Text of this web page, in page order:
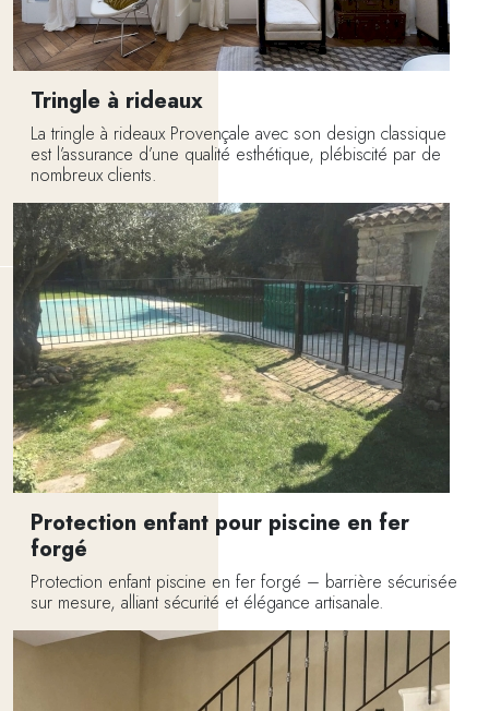
Tringle à rideaux
La tringle à rideaux Provençale avec son design classique
est l’assurance d’une qualité esthétique, plébiscité par de
nombreux clients.
Protection enfant pour piscine en fer
forgé
Protection enfant piscine en fer forgé – barrière sécurisée
sur mesure, alliant sécurité et élégance artisanale.